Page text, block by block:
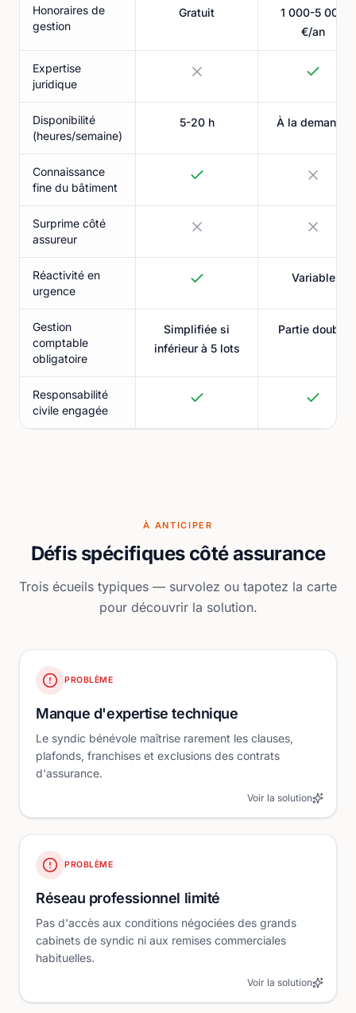
Honoraires de
gestion
Gratuit
1 000-5 000
€/an
Expertise
juridique
Disponibilité
(heures/semaine)
5-20 h À la demande
Connaissance
fine du bâtiment
Surprime côté
assureur
Réactivité en
urgence
Variable
Gestion
comptable
obligatoire
Simplifiée si
inférieur à 5 lots
Partie double
Responsabilité
civile engagée
À ANTICIPER
Défis spécifiques côté assurance
Trois écueils typiques — survolez ou tapotez la carte
pour découvrir la solution.
PROBLÈME
Manque d'expertise technique
Le syndic bénévole maîtrise rarement les clauses,
plafonds, franchises et exclusions des contrats
d'assurance.
Voir la solution
PROBLÈME
Réseau professionnel limité
Pas d'accès aux conditions négociées des grands
cabinets de syndic ni aux remises commerciales
habituelles.
Voir la solution